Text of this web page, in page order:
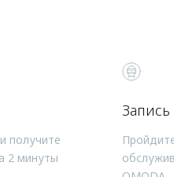
получите
2 минуты